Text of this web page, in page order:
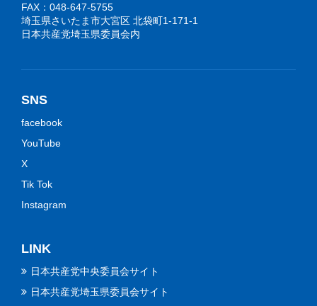
FAX：048-647-5755
埼玉県さいたま市大宮区 北袋町1-171-1
日本共産党埼玉県委員会内
SNS
facebook
YouTube
X
Tik Tok
Instagram
LINK
日本共産党中央委員会サイト
日本共産党埼玉県委員会サイト